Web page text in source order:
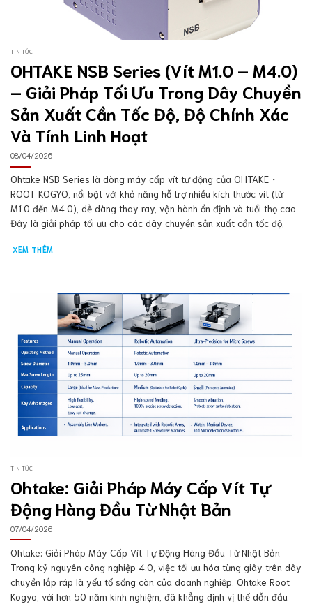
TIN TỨC
OHTAKE NSB Series (Vít M1.0 – M4.0)
– Giải Pháp Tối Ưu Trong Dây Chuyền
Sản Xuất Cần Tốc Độ, Độ Chính Xác
Và Tính Linh Hoạt
08/04/2026
Ohtake NSB Series là dòng máy cấp vít tự động của OHTAKE・
ROOT KOGYO, nổi bật với khả năng hỗ trợ nhiều kích thước vít (từ
M1.0 đến M4.0), dễ dàng thay ray, vận hành ổn định và tuổi thọ cao.
Đây là giải pháp tối ưu cho các dây chuyền sản xuất cần tốc độ,
XEM THÊM
TIN TỨC
Ohtake: Giải Pháp Máy Cấp Vít Tự
Động Hàng Đầu Từ Nhật Bản
07/04/2026
Ohtake: Giải Pháp Máy Cấp Vít Tự Động Hàng Đầu Từ Nhật Bản
Trong kỷ nguyên công nghiệp 4.0, việc tối ưu hóa từng giây trên dây
chuyền lắp ráp là yếu tố sống còn của doanh nghiệp. Ohtake Root
Kogyo, với hơn 50 năm kinh nghiệm, đã khẳng định vị thế dẫn đầu